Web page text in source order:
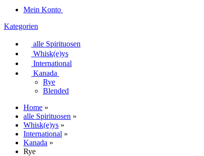
Mein Konto
Kategorien
alle Spirituosen
Whisk(e)ys
International
Kanada
Rye
Blended
Home »
alle Spirituosen »
Whisk(e)ys »
International »
Kanada »
Rye